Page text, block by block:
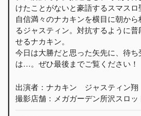
けたことがないと豪語するスマスロ
自信満々のナカキンを横目に朝か
るジャスティン。対抗するように
せるナカキン。
今日は大勝だと思った矢先に、待ち
は…。ぜひ最後までご覧ください！
出演者：ナカキン ジャスティン翔
撮影店舗：メガガーデン所沢スロッ